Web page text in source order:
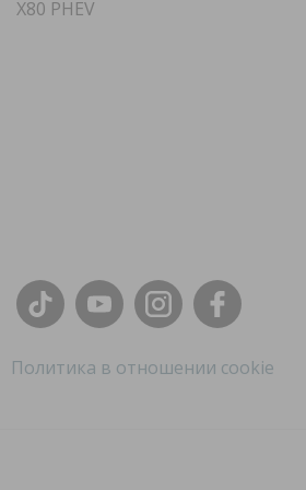
X80 PHEV
Политика в отношении cookie